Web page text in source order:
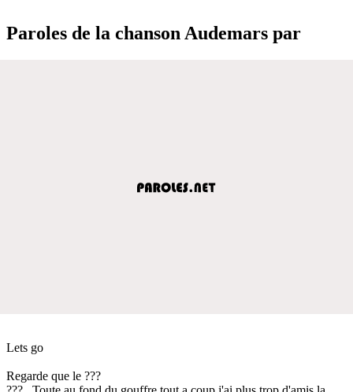
Paroles de la chanson Audemars par
Lets go
Regarde que le ???